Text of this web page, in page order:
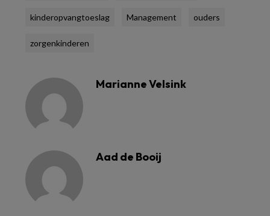
kinderopvangtoeslag Management ouders
zorgenkinderen
Marianne Velsink
Aad de Booij